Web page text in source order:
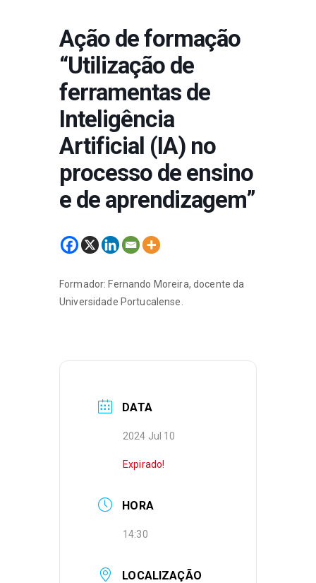
Ação de formação
“Utilização de
ferramentas de
Inteligência
Artificial (IA) no
processo de ensino
e de aprendizagem”
Formador: Fernando Moreira, docente da
Universidade Portucalense.
DATA
2024 Jul 10
Expirado!
HORA
14:30
LOCALIZAÇÃO